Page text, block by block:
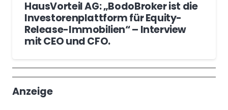
HausVorteil AG: „BodoBroker ist die
Investorenplattform für Equity-
Release-Immobilien“ – Interview
mit CEO und CFO.
Wochenrückblick
Trendthemen
Anzeige